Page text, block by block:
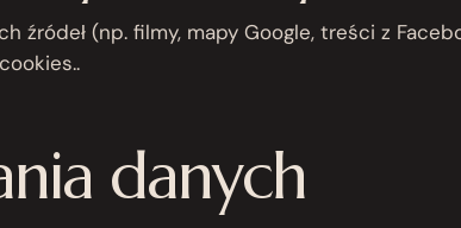
źródeł (np. filmy, mapy Google, treści z
danych